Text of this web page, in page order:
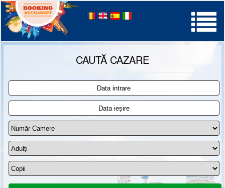
Palatul Parlamentului
CAUTĂ CAZARE